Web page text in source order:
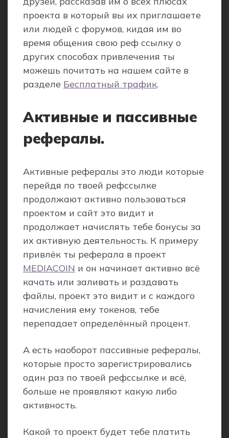
проекта в который вы их приглашаете
или людей с форумов, кидая им во
время общения свою реф ссылку о
других способах привлечения ты
можешь почитать на нашем сайте в
разделе Бесплатный трафик.
Активные и пассивные
рефералы.
Активные рефералы это люди которые
перейдя по твоей рефссылке
продолжают активно пользоваться
проектом и сайт это видит и
продолжает начислять тебе бонусы за
их активную деятельность. К примеру
привлёк ты реферала в проект
MEDIACOIN и он начинает активно всё
качать или заливать и раздавать
файлы, проект это видит и с каждого
начисления ему токенов, тебе
перепадает определённый процент.
А есть наоборот пассивные рефералы,
которые просто зарегистрировались
один раз по твоей рефссылке и всё,
больше не проявляют какую либо
активность.
Какой то проект будет тебе платить